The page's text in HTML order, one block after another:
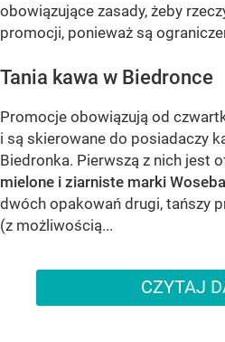
obowiązujące zasady, żeby
promocji, ponieważ są
Tania kawa w Biedronce
Promocje obowiązują od
i są skierowane do posiadaczy
Biedronka. Pierwszą z nich jest
mielone i ziarniste marki Woseba
dwóch opakowań drugi, tańszy
(z możliwością...
CZYTAJ